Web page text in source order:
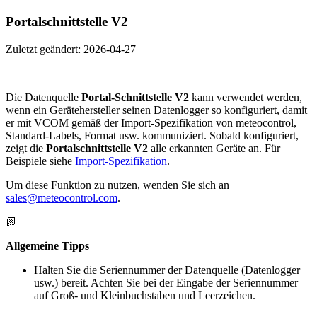
Portalschnittstelle V2
Zuletzt geändert: 2026-04-27
Die Datenquelle Portal-Schnittstelle V2 kann verwendet werden,
wenn ein Gerätehersteller seinen Datenlogger so konfiguriert, damit
er mit VCOM gemäß der Import-Spezifikation von meteocontrol,
Standard-Labels, Format usw. kommuniziert. Sobald konfiguriert,
zeigt die Portalschnittstelle V2 alle erkannten Geräte an. Für
Beispiele siehe Import-Spezifikation.
Um diese Funktion zu nutzen, wenden Sie sich an
sales@meteocontrol.com.
📗
Allgemeine Tipps
Halten Sie die Seriennummer der Datenquelle (Datenlogger
usw.) bereit. Achten Sie bei der Eingabe der Seriennummer
auf Groß- und Kleinbuchstaben und Leerzeichen.